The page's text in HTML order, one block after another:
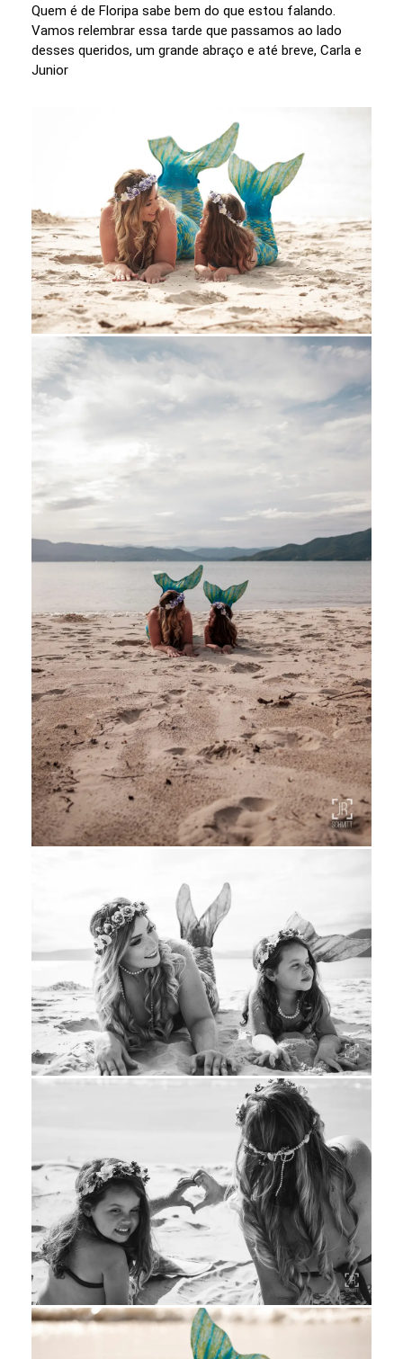
Quem é de Floripa sabe bem do que estou falando.
Vamos relembrar essa tarde que passamos ao lado
desses queridos, um grande abraço e até breve, Carla e
Junior